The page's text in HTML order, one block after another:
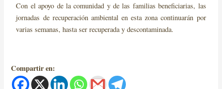
Con el apoyo de la comunidad y de las familias beneficiarias, las
jornadas de recuperación ambiental en esta zona continuarán por
varias semanas, hasta ser recuperada y descontaminada.
Compartir en: